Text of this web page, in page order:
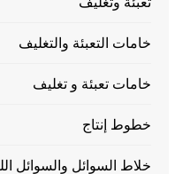
خامات التعبئة والتغليف
خامات تعبئة و تغليف
خطوط إنتاج
خلاط السوائل والسوائل